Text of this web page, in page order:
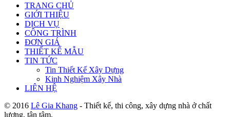
TRANG CHỦ
GIỚI THIỆU
DỊCH VỤ
CÔNG TRÌNH
ĐƠN GIÁ
THIẾT KẾ MẪU
TIN TỨC
Tin Thiết Kế Xây Dựng
Kinh Nghiệm Xây Nhà
LIÊN HỆ
© 2016 Lê Gia Khang - Thiết kế, thi công, xây dựng nhà ở chất
lượng, tận tâm.